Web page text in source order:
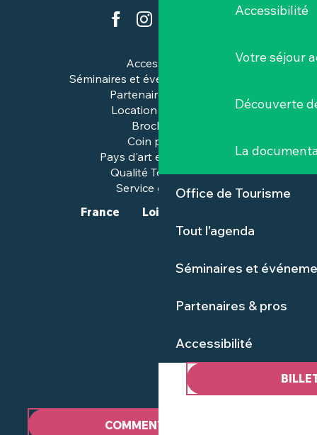
Accessibilité
Votre séjour
Découverte
La
Office de Tourisme
Tout l'agenda
Séminaires et
Partenaires & pros
Accessibilité
Accessibilité
Séminaires et événements pros
Partenaires & pros
Location de salles
Brochures
Coin presse
Pays d'art et d'histoire
Qualité Tourisme™
Service groupes
COMMENT VENIR ?
France Loire-Atlantique